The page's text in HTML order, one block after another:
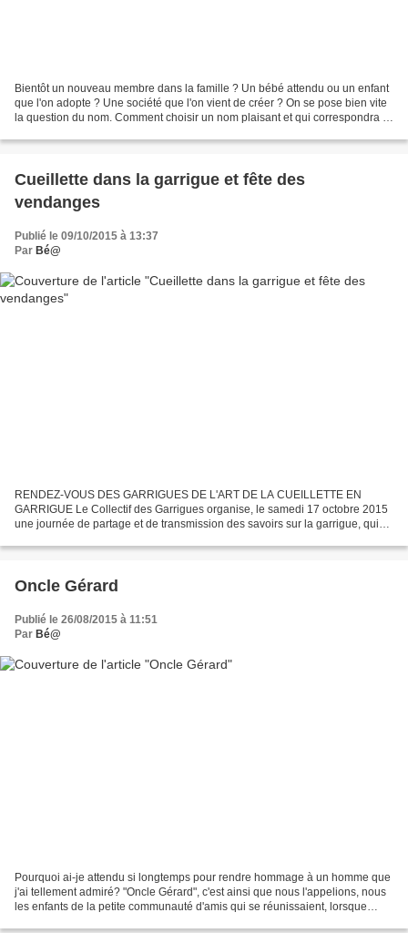
Bientôt un nouveau membre dans la famille ? Un bébé attendu ou un enfant
que l'on adopte ? Une société que l'on vient de créer ? On se pose bien vite
la question du nom. Comment choisir un nom plaisant et qui correspondra à
Cueillette dans la garrigue et fête des
vendanges
Publié le 09/10/2015 à 13:37
Par Bé@
RENDEZ-VOUS DES GARRIGUES DE L'ART DE LA CUEILLETTE EN
GARRIGUE Le Collectif des Garrigues organise, le samedi 17 octobre 2015
une journée de partage et de transmission des savoirs sur la garrigue, qui
Oncle Gérard
Publié le 26/08/2015 à 11:51
Par Bé@
Pourquoi ai-je attendu si longtemps pour rendre hommage à un homme que
j'ai tellement admiré? "Oncle Gérard", c'est ainsi que nous l'appelions, nous
les enfants de la petite communauté d'amis qui se réunissaient, lorsque